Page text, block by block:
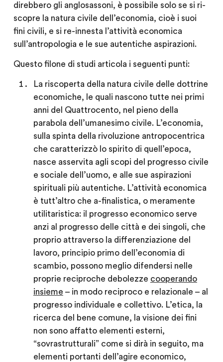
direbbero gli anglosassoni, è possibile solo se si ri-
scopre la natura civile dell’economia, cioè i suoi
fini civili, e si re-innesta l’attività economica
sull’antropologia e le sue autentiche aspirazioni.
Questo filone di studi articola i seguenti punti:
La riscoperta della natura civile delle dottrine
economiche, le quali nascono tutte nei primi
anni del Quattrocento, nel pieno della
parabola dell’umanesimo civile. L’economia,
sulla spinta della rivoluzione antropocentrica
che caratterizzò lo spirito di quell’epoca,
nasce asservita agli scopi del progresso civile
e sociale dell’uomo, e alle sue aspirazioni
spirituali più autentiche. L’attività economica
è tutt’altro che a-finalistica, o meramente
utilitaristica: il progresso economico serve
anzi al progresso delle città e dei singoli, che
proprio attraverso la differenziazione del
lavoro, principio primo dell’economia di
scambio, possono meglio difendersi nelle
proprie reciproche debolezze cooperando
insieme – in modo reciproco e relazionale – al
progresso individuale e collettivo. L’etica, la
ricerca del bene comune, la visione dei fini
non sono affatto elementi esterni,
“sovrastrutturali” come si dirà in seguito, ma
elementi portanti dell’agire economico,